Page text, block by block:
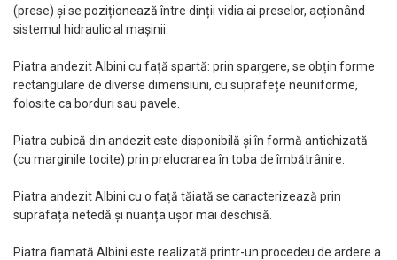
(prese) și se poziționează între dinții vidia ai preselor, acționând
sistemul hidraulic al mașinii.
Piatra andezit Albini cu față spartă: prin spargere, se obțin forme
rectangulare de diverse dimensiuni, cu suprafețe neuniforme,
folosite ca borduri sau pavele.
Piatra cubică din andezit este disponibilă și în formă antichizată
(cu marginile tocite) prin prelucrarea în toba de îmbătrânire.
Piatra andezit Albini cu o față tăiată se caracterizează prin
suprafața netedă și nuanța ușor mai deschisă.
Piatra fiamată Albini este realizată printr-un procedeu de ardere a